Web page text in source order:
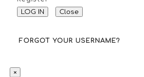
LOG IN Close
FORGOT YOUR USERNAME?
×